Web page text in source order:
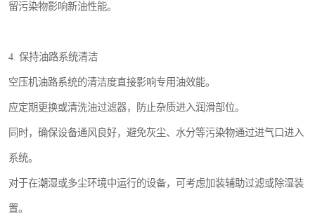
留污染物影响新油性能。
4. 保持油路系统清洁
空压机油路系统的清洁度直接影响专用油效能。
应定期更换或清洗油过滤器，防止杂质进入润滑部位。
同时，确保设备通风良好，避免灰尘、水分等污染物通过进气口进入
系统。
对于在潮湿或多尘环境中运行的设备，可考虑加装辅助过滤或除湿装
置。